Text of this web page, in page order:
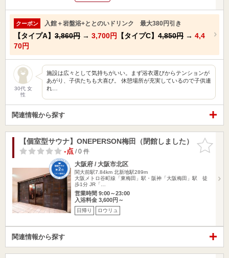
クーポン 入館＋岩盤浴+ととのいドリンク 最大380円引き
【タイプA】 3,860円 → 3,700円 【タイプC】 4,850円 → 4,4
70円
30代 女
性
施設は広々として気持ちがいい。まず浴衣選びからテンションが
あがり、子供たちも大喜び。 休憩場所が充実しているので子供連
れ…
関連情報から探す
お気に入
りに追加
【個室型サウナ】ONEPERSON梅田（閉館しました）
-点/ 0 件
大阪府 / 大阪市北区
関大前駅7.84km 北新地駅289m
大阪メトロ谷町線「東梅田」駅・阪神「大阪梅田」駅 徒
歩1分 JR「…
営業時間 9:00～23:00
入浴料金 3,600円～
日帰り ロウリュ
関連情報から探す